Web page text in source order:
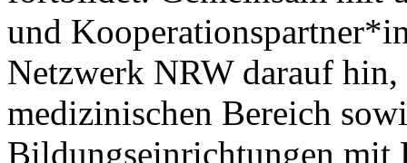
und
Netzwerk NRW darauf
medizinischen Bereich
Bildungseinrichtungen mit